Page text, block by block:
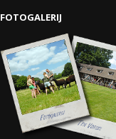
FOTOGALERIJ